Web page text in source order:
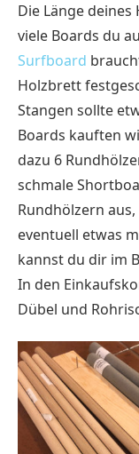
Die Länge
viele Boards du
Surfboard
Holzbrett
Stangen sollte
Boards kauften
dazu 6
schmale
Rundhölzern
eventuell etwas
kannst du dir im
In den
Dübel und